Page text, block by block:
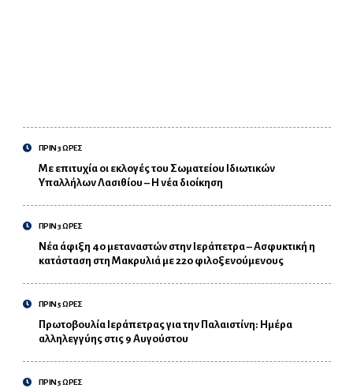
ΠΡΙΝ 3 ΩΡΕΣ
Με επιτυχία οι εκλογές του Σωματείου Ιδιωτικών
Υπαλλήλων Λασιθίου – Η νέα διοίκηση
ΠΡΙΝ 3 ΩΡΕΣ
Νέα άφιξη 40 μεταναστών στην Ιεράπετρα – Ασφυκτική η
κατάσταση στη Μακρυλιά με 220 φιλοξενούμενους
ΠΡΙΝ 5 ΩΡΕΣ
Πρωτοβουλία Ιεράπετρας για την Παλαιστίνη: Ημέρα
αλληλεγγύης στις 9 Αυγούστου
ΠΡΙΝ 5 ΩΡΕΣ